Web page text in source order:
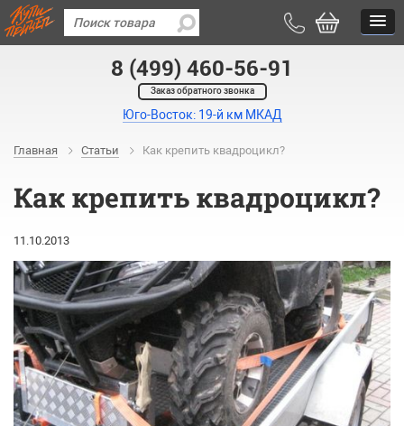
8 (499) 460-56-91
Заказ обратного звонка
Юго-Восток: 19-й км МКАД
Главная Статьи Как крепить квадроцикл?
Как крепить квадроцикл?
11.10.2013